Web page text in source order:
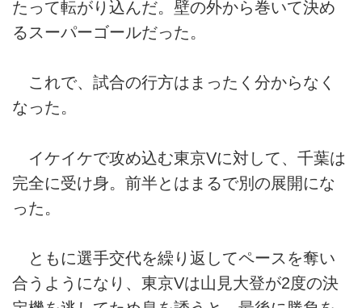
たって転がり込んだ。壁の外から巻いて決め
るスーパーゴールだった。
これで、試合の行方はまったく分からなく
なった。
イケイケで攻め込む東京Vに対して、千葉は
完全に受け身。前半とはまるで別の展開にな
った。
ともに選手交代を繰り返してペースを奪い
合うようになり、東京Vは山見大登が2度の決